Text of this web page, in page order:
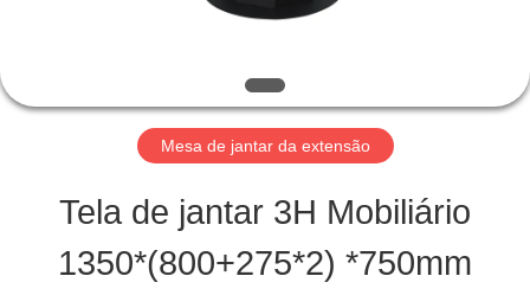
CONTROLE
QUALIDADE
CONTATO
Mesa de jantar da extensão
Tela de jantar 3H Mobiliário
1350*(800+275*2) *750mm